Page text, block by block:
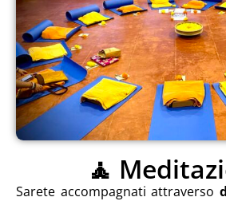
🧘
Sarete accompagnati attraverso